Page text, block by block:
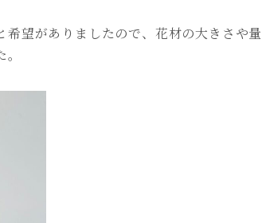
望がありましたので、花材の大きさや量